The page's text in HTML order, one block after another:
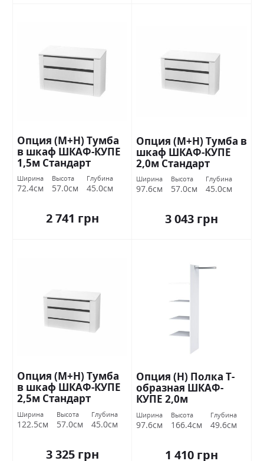
Опция (М+Н) Тумба
в шкаф ШКАФ-КУПЕ
1,5м Стандарт
Ширина
72.4см
Высота
57.0см
Глубина
45.0см
2 741 грн
Опция (М+Н) Тумба в
шкаф ШКАФ-КУПЕ
2,0м Стандарт
Ширина
97.6см
Высота
57.0см
Глубина
45.0см
3 043 грн
Опция (М+Н) Тумба
в шкаф ШКАФ-КУПЕ
2,5м Стандарт
Ширина
122.5см
Высота
57.0см
Глубина
45.0см
3 325 грн
Опция (Н) Полка Т-
образная ШКАФ-
КУПЕ 2,0м
Ширина
97.6см
Высота
166.4см
Глубина
49.6см
1 410 грн